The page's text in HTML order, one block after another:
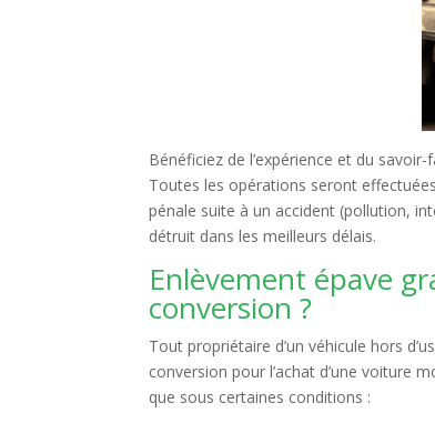
Bénéficiez de l’expérience et du
Toutes les opérations seront
pénale suite à un accident (pollution,
détruit dans les meilleurs délais.
Enlèvement épave
conversion ?
Tout propriétaire d’un véhicule hors
conversion pour l’achat d’une voiture
que sous certaines conditions :